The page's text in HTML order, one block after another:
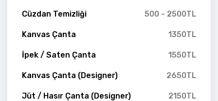
Cüzdan Temizliği 500 - 2500TL
Kanvas Çanta 1350TL
İpek / Saten Çanta 1550TL
Kanvas Çanta (Designer) 2650TL
Jüt / Hasır Çanta (Designer) 2150TL